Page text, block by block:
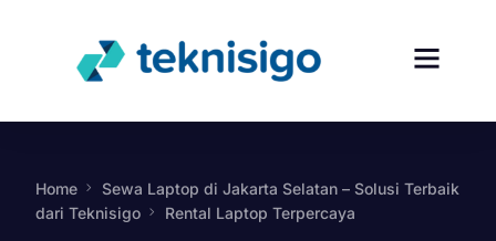
Home
Sewa Laptop di Jakarta Selatan – Solusi Terbaik
dari Teknisigo
Rental Laptop Terpercaya